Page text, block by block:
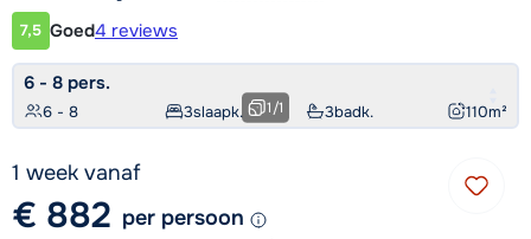
Klantwaardering
7,5 Goed4 reviews
6 - 8 pers.
6 - 8 3slaapk. 3badk. 110m²
1/1
1 week vanaf
€ 882 per persoon